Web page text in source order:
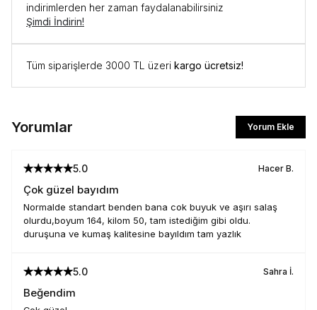
indirimlerden her zaman faydalanabilirsiniz
Şimdi İndirin!
Tüm siparişlerde 3000 TL üzeri kargo ücretsiz!
Yorumlar Yorum Ekle
5.0 Hacer B.
Çok güzel bayıdım
Normalde standart benden bana cok buyuk ve aşırı salaş
olurdu,boyum 164, kilom 50, tam istediğim gibi oldu.
duruşuna ve kumaş kalitesine bayıldım tam yazlık
5.0 Sahra İ.
Beğendim
İlk Siparişe Özel
İlk siparişte %10 indirim kodunu öğrenmek ve